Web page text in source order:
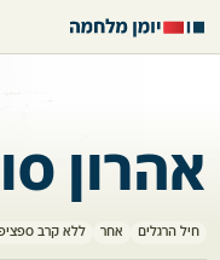
אהרון
חיל הרגלים אחר ללא קרב